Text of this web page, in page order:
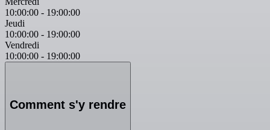
10:00:00 - 19:00:00
Jeudi
10:00:00 - 19:00:00
Vendredi
10:00:00 - 19:00:00
Comment s'y rendre